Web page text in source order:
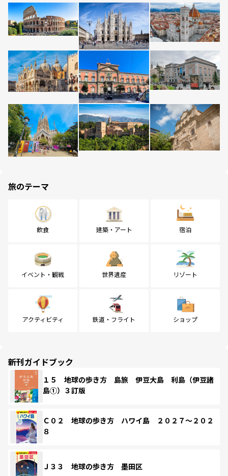
旅のテーマ
飲食 建築・アート 宿泊
イベント・観戦 世界遺産 リゾート
アクティビティ 鉄道・フライト ショップ
新刊ガイドブック
１５ 地球の歩き方 島旅 伊豆大島 利島（伊豆諸
島①）３訂版
Ｃ０２ 地球の歩き方 ハワイ島 ２０２７～２０２
８
Ｊ３３ 地球の歩き方 墨田区